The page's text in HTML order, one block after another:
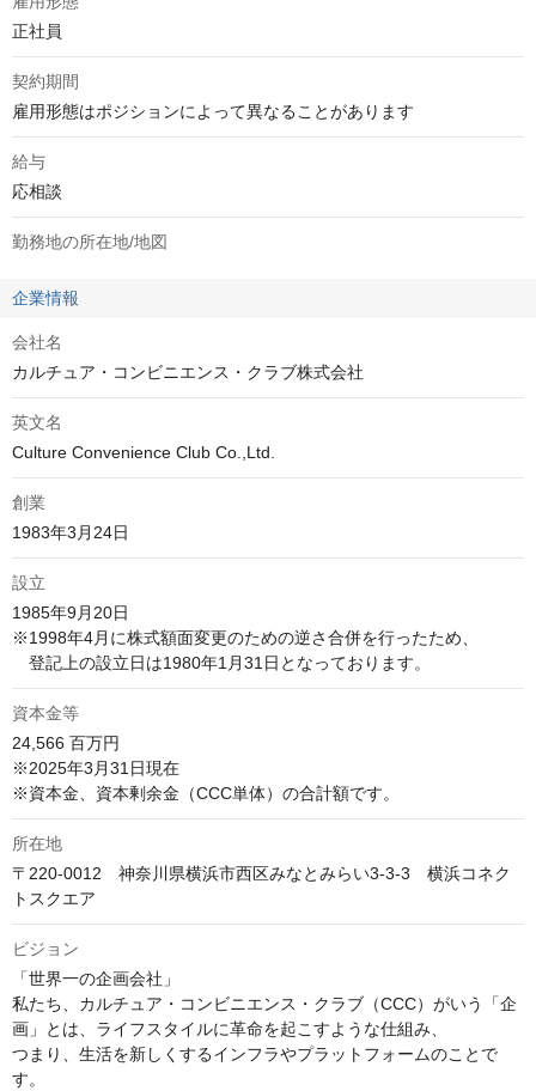
正社員
契約期間
雇用形態はポジションによって異なることがあります
給与
応相談
勤務地の所在地/地図
企業情報
会社名
カルチュア・コンビニエンス・クラブ株式会社
英文名
Culture Convenience Club Co.,Ltd.
創業
1983年3月24日
設立
1985年9月20日
※1998年4月に株式額面変更のための逆さ合併を行ったため、
登記上の設立日は1980年1月31日となっております。
資本金等
24,566 百万円
※2025年3月31日現在
※資本金、資本剰余金（CCC単体）の合計額です。
所在地
〒220-0012　神奈川県横浜市西区みなとみらい3-3-3　横浜コネク
トスクエア
ビジョン
「世界一の企画会社」
私たち、カルチュア・コンビニエンス・クラブ（CCC）がいう「企
画」とは、ライフスタイルに革命を起こすような仕組み、
つまり、生活を新しくするインフラやプラットフォームのことで
す。